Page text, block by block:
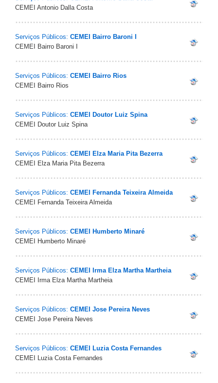
CEMEI Antonio Dalla Costa
Serviços Públicos: CEMEI Bairro Baroni I
CEMEI Bairro Baroni I
Serviços Públicos: CEMEI Bairro Rios
CEMEI Bairro Rios
Serviços Públicos: CEMEI Doutor Luiz Spina
CEMEI Doutor Luiz Spina
Serviços Públicos: CEMEI Elza Maria Pita Bezerra
CEMEI Elza Maria Pita Bezerra
Serviços Públicos: CEMEI Fernanda Teixeira Almeida
CEMEI Fernanda Teixeira Almeida
Serviços Públicos: CEMEI Humberto Minaré
CEMEI Humberto Minaré
Serviços Públicos: CEMEI Irma Elza Martha Martheia
CEMEI Irma Elza Martha Martheia
Serviços Públicos: CEMEI Jose Pereira Neves
CEMEI Jose Pereira Neves
Serviços Públicos: CEMEI Luzia Costa Fernandes
CEMEI Luzia Costa Fernandes